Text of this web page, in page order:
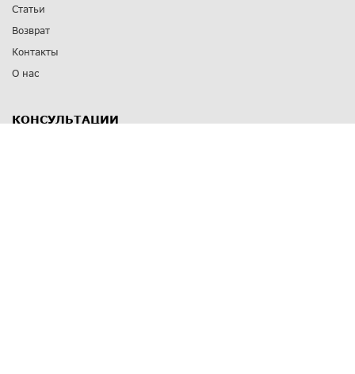
Статьи
Возврат
Контакты
О нас
КОНСУЛЬТАЦИИ